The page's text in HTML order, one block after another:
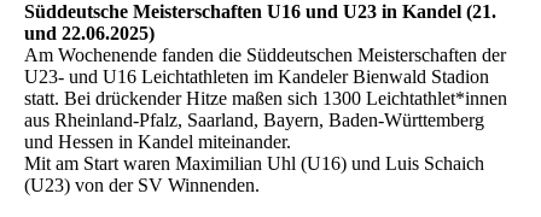
Süddeutsche Meisterschaften U16 und U23 in Kandel (21.
und 22.06.2025)
Am Wochenende fanden die Süddeutschen Meisterschaften der
U23- und U16 Leichtathleten im Kandeler Bienwald Stadion
statt. Bei drückender Hitze maßen sich 1300 Leichtathlet*innen
aus Rheinland-Pfalz, Saarland, Bayern, Baden-Württemberg
und Hessen in Kandel miteinander.
Mit am Start waren Maximilian Uhl (U16) und Luis Schaich
(U23) von der SV Winnenden.